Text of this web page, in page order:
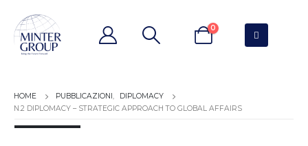
0
PUBBLICAZIONI ,
DIPLOMACY
N.2 DIPLOMACY – STRATEGIC APPROACH TO GLOBAL AFFAIRS